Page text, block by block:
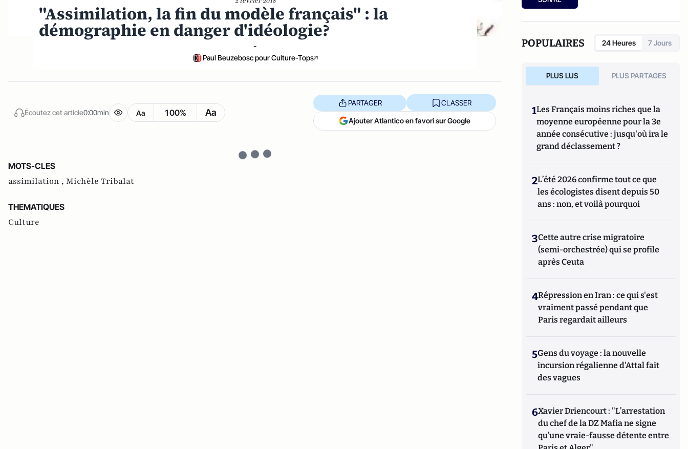
"Assimilation, la fin du modèle français" : la
démographie en danger d'idéologie?
-
Paul Beuzebosc pour Culture-Tops
Écoutez cet article0:00min Aa 100% Aa
PARTAGER CLASSER
Ajouter Atlantico en favori sur Google
MOTS-CLES
assimilation , Michèle Tribalat
THEMATIQUES
Culture
ballets, spectacles divers, cinéma, expos,
POPULAIRES 24 Heures 7 Jours
PLUS LUS PLUS PARTAGES
1Les Français moins riches que la
moyenne européenne pour la 3e
année consécutive : jusqu'où ira le
grand déclassement ?
2L’été 2026 confirme tout ce que
les écologistes disent depuis 50
ans : non, et voilà pourquoi
3Cette autre crise migratoire
(semi-orchestrée) qui se profile
après Ceuta
4Répression en Iran : ce qui s'est
vraiment passé pendant que
Paris regardait ailleurs
5Gens du voyage : la nouvelle
incursion régalienne d'Attal fait
des vagues
6Xavier Driencourt : "L’arrestation
du chef de la DZ Mafia ne signe
qu’une vraie-fausse détente entre